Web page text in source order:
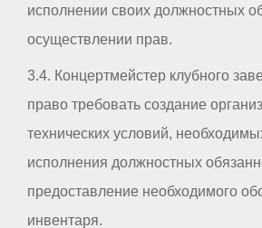
исполнении своих должностных
осуществлении прав.
3.4. Концертмейстер клубного
право требовать создание
технических условий,
исполнения должностных
предоставление необходимого
инвентаря.